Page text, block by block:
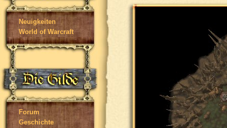
Neuigkeiten
World of Warcraft
Forum
Geschichte